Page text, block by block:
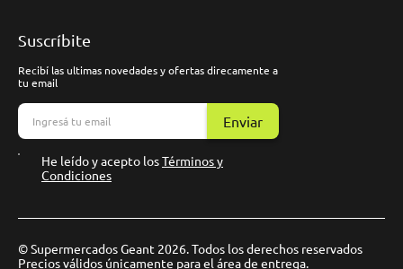
Suscríbite
Recibí las ultimas novedades y ofertas direcamente a
tu email
Enviar
He leído y acepto losTérminos y
Condiciones
© Supermercados Geant 2026. Todos los derechos reservados
Precios válidos únicamente para el área de entrega.